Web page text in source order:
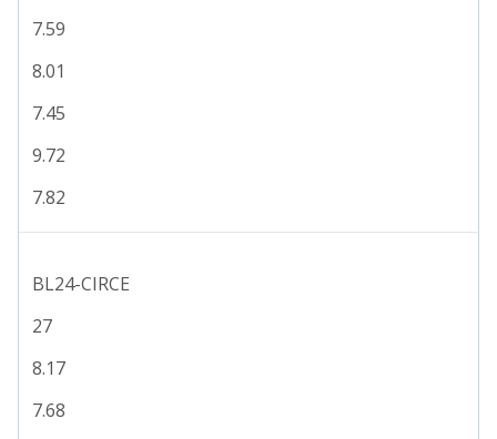
7.59
8.01
7.45
9.72
7.82
BL24-CIRCE
27
8.17
7.68